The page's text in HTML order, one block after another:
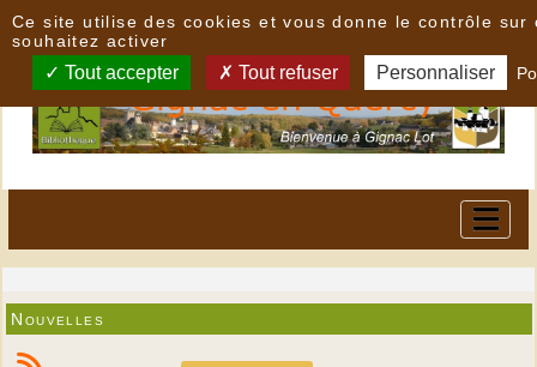
Nouvelles
Ce site utilise des cookies et vous donne le contrôle sur
souhaitez activer
Tout accepter Tout refuser Personnaliser